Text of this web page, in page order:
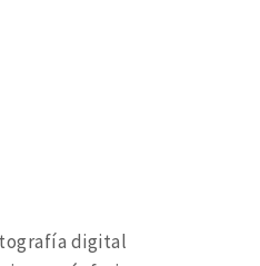
digital